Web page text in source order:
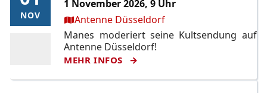
NOV
NOV
1 November 2026, 9 Uhr
Ort:Antenne Düsseldorf
Manes moderiert seine Kultsendung auf
Antenne Düsseldorf!
MEHR INFOS